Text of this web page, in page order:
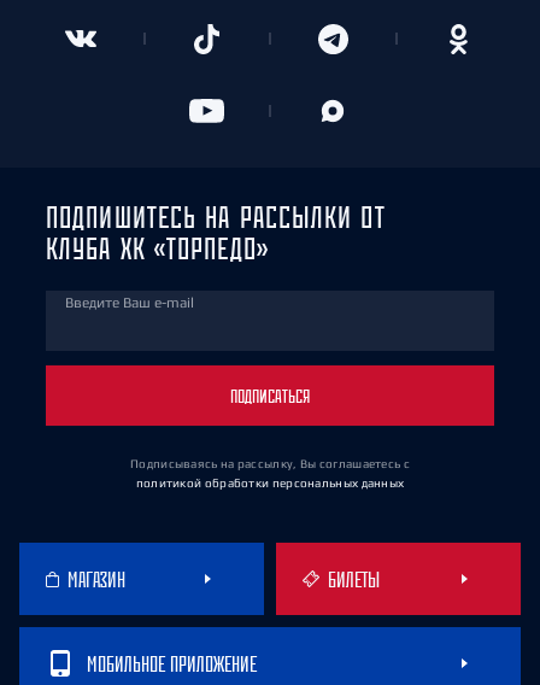
ПОДПИШИТЕСЬ НА РАССЫЛКИ ОТ
КЛУБА ХК «ТОРПЕДО»
Введите Ваш e-mail
ПОДПИСАТЬСЯ
Подписываясь на рассылку, Вы соглашаетесь с
политикой обработки персональных данных
МАГАЗИН БИЛЕТЫ
МОБИЛЬНОЕ ПРИЛОЖЕНИЕ